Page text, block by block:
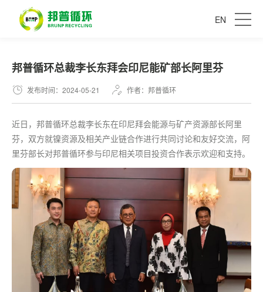
EN
邦普循环总裁李长东拜会印尼能矿部长阿里芬
发布时间：2024-05-21 作者：邦普循环
近日，邦普循环总裁李长东在印尼拜会能源与矿产资源部长阿里
芬，双方就镍资源及相关产业链合作进行共同讨论和友好交流，阿
里芬部长对邦普循环参与印尼相关项目投资合作表示欢迎和支持。